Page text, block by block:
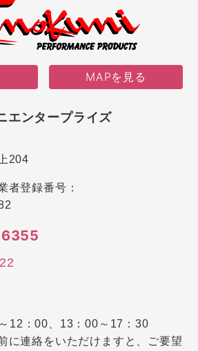
MAPを見る
エンタープライズ
204
者登録番号：
12：00、13：00～17：30
に連絡をいただけますと、ご要望